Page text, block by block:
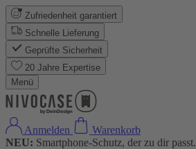
Zufriedenheit garantiert
Schnelle Lieferung
Geprüfte Sicherheit
20 Jahre Expertise
Menü
Anmelden
Warenkorb
NEU: Smartphone-Schutz, der zu dir passt.